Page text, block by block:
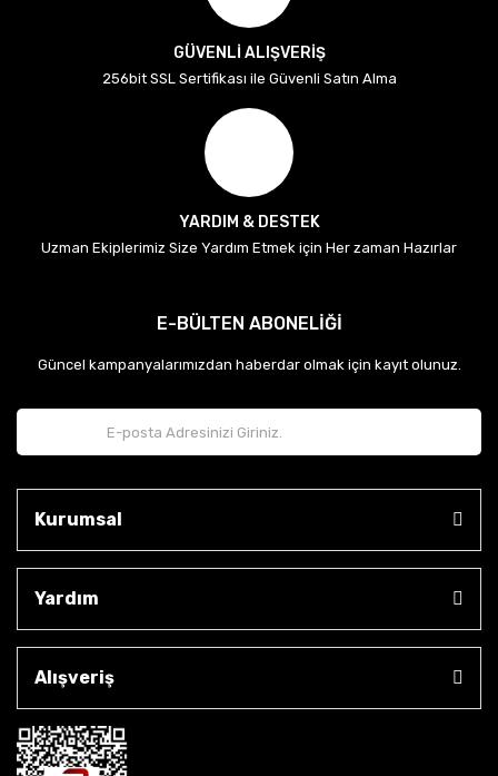
GÜVENLİ ALIŞVERİŞ
256bit SSL Sertifikası ile Güvenli Satın Alma
YARDIM & DESTEK
Uzman Ekiplerimiz Size Yardım Etmek için Her zaman Hazırlar
E-BÜLTEN ABONELİĞİ
Güncel kampanyalarımızdan haberdar olmak için kayıt olunuz.
Kurumsal
Yardım
Alışveriş